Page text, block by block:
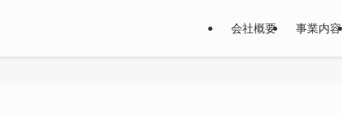
会社概要 事業内容